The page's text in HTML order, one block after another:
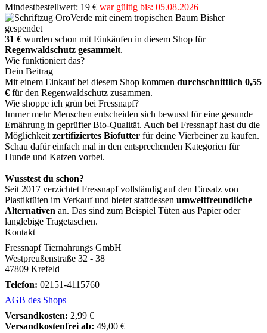
Mindestbestellwert: 19 € war gültig bis: 05.08.2026
Bisher
gespendet
31 € wurden schon mit Einkäufen in diesem Shop für
Regenwaldschutz gesammelt.
Wie funktioniert das?
Dein Beitrag
Mit einem Einkauf bei diesem Shop kommen durchschnittlich 0,55
€ für den Regenwaldschutz zusammen.
Wie shoppe ich grün bei Fressnapf?
Immer mehr Menschen entscheiden sich bewusst für eine gesunde
Ernährung in geprüfter Bio-Qualität. Auch bei Fressnapf hast du die
Möglichkeit zertifiziertes Biofutter für deine Vierbeiner zu kaufen.
Schau dafür einfach mal in den entsprechenden Kategorien für
Hunde und Katzen vorbei.
Wusstest du schon?
Seit 2017 verzichtet Fressnapf vollständig auf den Einsatz von
Plastiktüten im Verkauf und bietet stattdessen umweltfreundliche
Alternativen an. Das sind zum Beispiel Tüten aus Papier oder
langlebige Tragetaschen.
Kontakt
Fressnapf Tiernahrungs GmbH
Westpreußenstraße 32 - 38
47809 Krefeld
Telefon: 02151-4115760
AGB des Shops
Versandkosten: 2,99 €
Versandkostenfrei ab: 49,00 €